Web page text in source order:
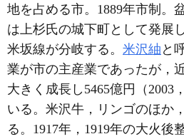
地を占める市。1889年市制。
は上杉氏の城下町として発展
米坂線が分岐する。 米沢紬 と
業が市の主産業であったが，
大きく成長し5465億円（2003
いる。米沢牛，リンゴのほか
る。1917年，1919年の大火後